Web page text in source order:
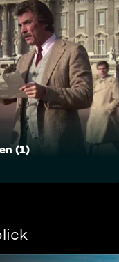
(1)